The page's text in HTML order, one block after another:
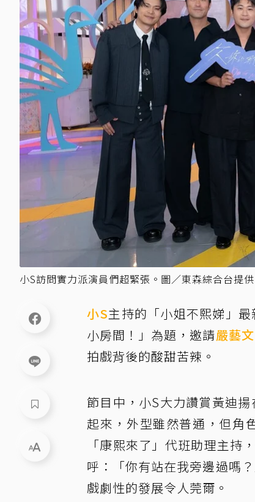
小S訪問實力派演員們超緊張。圖／東森綜合台提供
小S主持的「小姐不熙娣」
小房間！」為題，邀請嚴藝文
拍戲背後的酸甜苦辣。
節目中，小S大力讚賞黃迪
起來，外型雖然普通，但角
「康熙來了」代班助理主持
呼：「你有站在我旁邊過嗎
戲劇性的發展令人莞爾。